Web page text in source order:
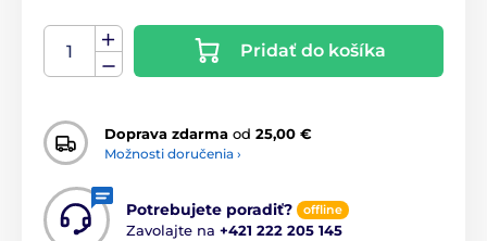
Pridať do košíka
Doprava zdarma od 25,00 €
Možnosti doručenia ›
Potrebujete poradiť? offline
Zavolajte na +421 222 205 145